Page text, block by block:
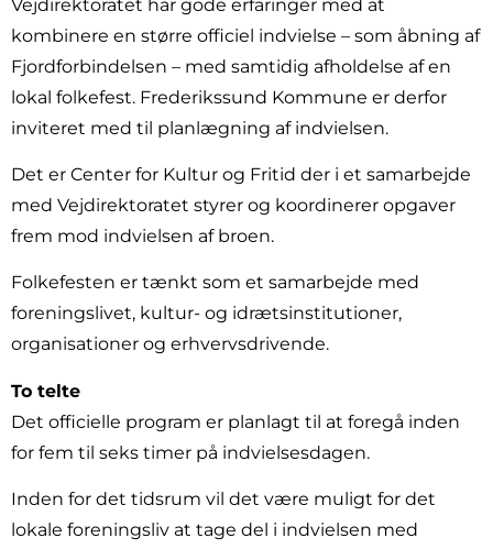
Vejdirektoratet har gode erfaringer med at
kombinere en større officiel indvielse – som åbning af
Fjordforbindelsen – med samtidig afholdelse af en
lokal folkefest. Frederikssund Kommune er derfor
inviteret med til planlægning af indvielsen.
Det er Center for Kultur og Fritid der i et samarbejde
med Vejdirektoratet styrer og koordinerer opgaver
frem mod indvielsen af broen.
Folkefesten er tænkt som et samarbejde med
foreningslivet, kultur- og idrætsinstitutioner,
organisationer og erhvervsdrivende.
To telte
Det officielle program er planlagt til at foregå inden
for fem til seks timer på indvielsesdagen.
Inden for det tidsrum vil det være muligt for det
lokale foreningsliv at tage del i indvielsen med